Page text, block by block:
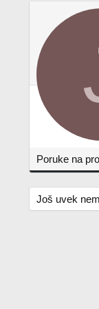
Poruke na
Još uvek